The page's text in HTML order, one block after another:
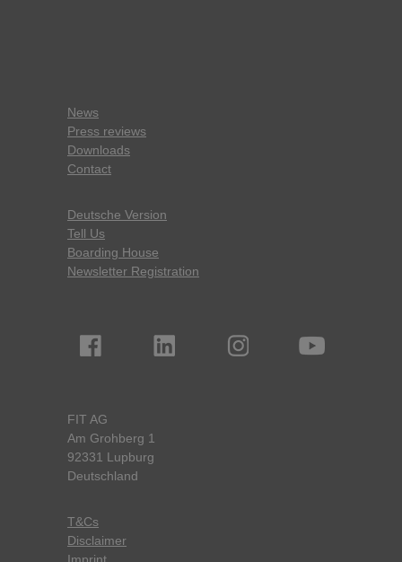
News
Press reviews
Downloads
Contact
Deutsche Version
Tell Us
Boarding House
Newsletter Registration
FIT AG
Am Grohberg 1
92331 Lupburg
Deutschland
T&Cs
Disclaimer